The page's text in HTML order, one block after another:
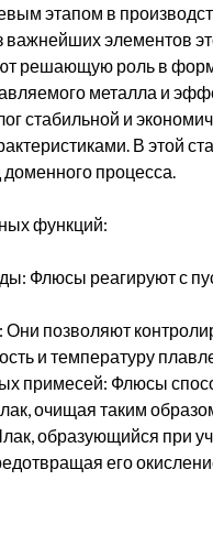
этапом в
элементов
решающую роль в
металла и
стабильной и
В этой
процесса.
функций:
Флюсы реагируют с
Они позволяют
и температуру
примесей: Флюсы
очищая таким образом
образующийся при
его